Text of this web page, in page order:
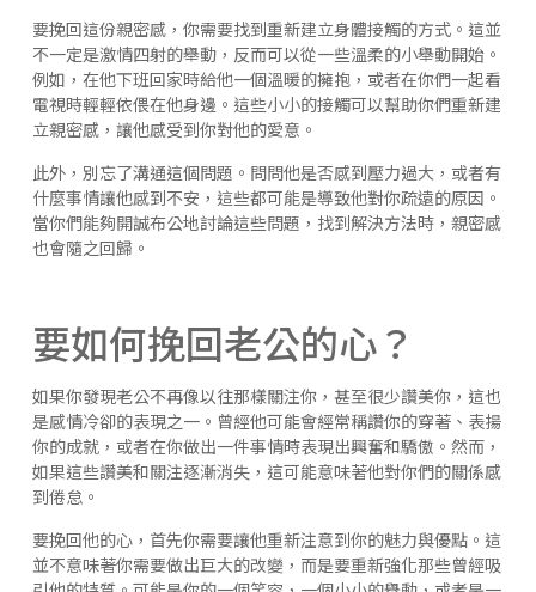
要挽回這份親密感，你需要找到重新建立身體接觸的方式。這並
不一定是激情四射的舉動，反而可以從一些溫柔的小舉動開始。
例如，在他下班回家時給他一個溫暖的擁抱，或者在你們一起看
電視時輕輕依偎在他身邊。這些小小的接觸可以幫助你們重新建
立親密感，讓他感受到你對他的愛意。
此外，別忘了溝通這個問題。問問他是否感到壓力過大，或者有
什麼事情讓他感到不安，這些都可能是導致他對你疏遠的原因。
當你們能夠開誠布公地討論這些問題，找到解決方法時，親密感
也會隨之回歸。
要如何挽回老公的心？
如果你發現老公不再像以往那樣關注你，甚至很少讚美你，這也
是感情冷卻的表現之一。曾經他可能會經常稱讚你的穿著、表揚
你的成就，或者在你做出一件事情時表現出興奮和驕傲。然而，
如果這些讚美和關注逐漸消失，這可能意味著他對你們的關係感
到倦怠。
要挽回他的心，首先你需要讓他重新注意到你的魅力與優點。這
並不意味著你需要做出巨大的改變，而是要重新強化那些曾經吸